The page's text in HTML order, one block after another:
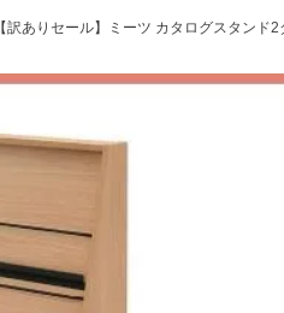
【訳ありセール】ミーツ カタログスタンド